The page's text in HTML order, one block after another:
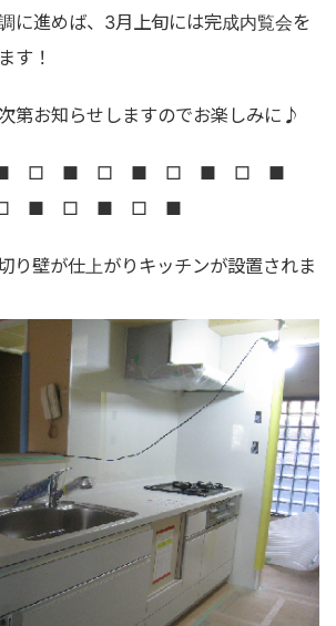
に進めば、3月上旬には完成内覧会を
す！
第お知らせしますのでお楽しみに♪
□ ■ □ ■ □ ■ □ ■
■ □ ■ □ ■
り壁が仕上がりキッチンが設置されま